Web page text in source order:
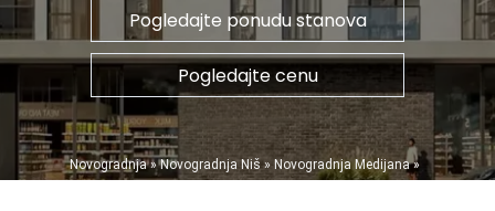
Pogledajte ponudu stanova
Pogledajte cenu
You are here
Novogradnja » Novogradnja Niš » Novogradnja Medijana »